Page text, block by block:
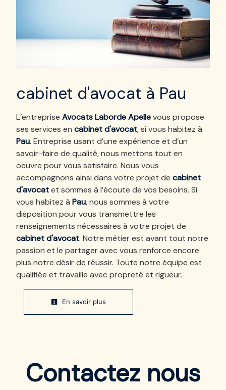
cabinet d'avocat à Pau
L’entreprise Avocats Laborde Apellevous propose
ses services en cabinet d'avocat, si vous habitez à
Pau. Entreprise usant d’une expérience et d’un
savoir-faire de qualité, nous mettons tout en
oeuvre pour vous satisfaire. Nous vous
accompagnons ainsi dans votre projet de cabinet
d'avocatet sommes à l’écoute de vos besoins. Si
vous habitez à Pau, nous sommes à votre
disposition pour vous transmettre les
renseignements nécessaires à votre projet de
cabinet d'avocat. Notre métier est avant tout notre
passion et le partager avec vous renforce encore
plus notre désir de réussir. Toute notre équipe est
qualifiée et travaille avec propreté et rigueur.
En savoir plus
Contactez nous